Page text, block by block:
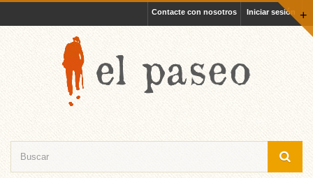
+
Iniciar sesión
Contacte con nosotros